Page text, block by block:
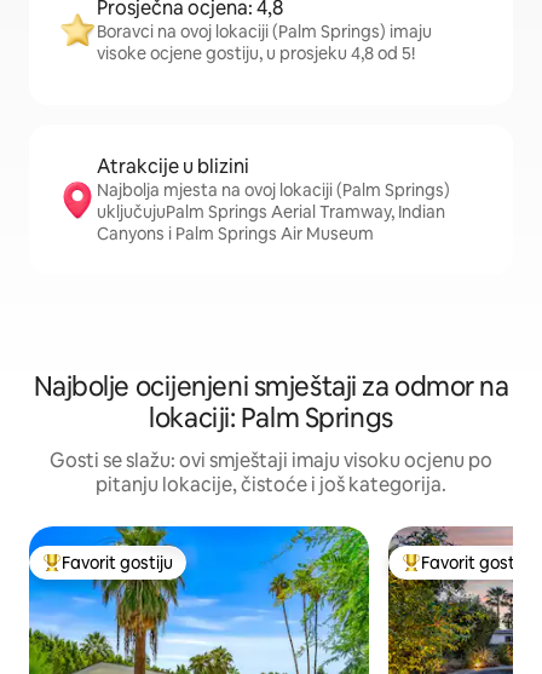
Prosječna ocjena: 4,8
Boravci na ovoj lokaciji (Palm Springs) imaju
visoke ocjene gostiju, u prosjeku 4,8 od 5!
Atrakcije u blizini
Najbolja mjesta na ovoj lokaciji (Palm Springs)
uključujuPalm Springs Aerial Tramway, Indian
Canyons i Palm Springs Air Museum
Najbolje ocijenjeni smještaji za odmor na
lokaciji: Palm Springs
Gosti se slažu: ovi smještaji imaju visoku ocjenu po
pitanju lokacije, čistoće i još kategorija.
Glavni favorit gostiju
Favorit gostiju Glavni favorit
Favorit gostiju